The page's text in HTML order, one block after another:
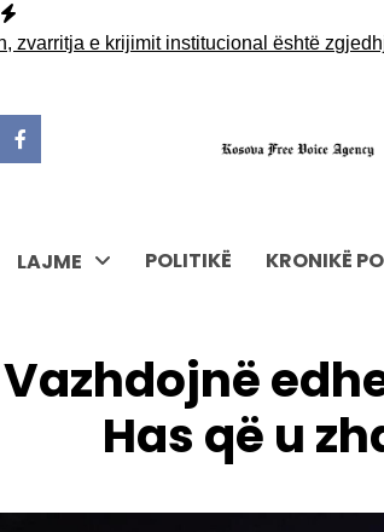
Skip
to
e krijimit institucional është zgjedhje
LAJME POLITIKË KRONIKË
Vazhdojnë
Has që u